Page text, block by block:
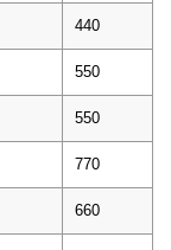
440
550
550
770
660